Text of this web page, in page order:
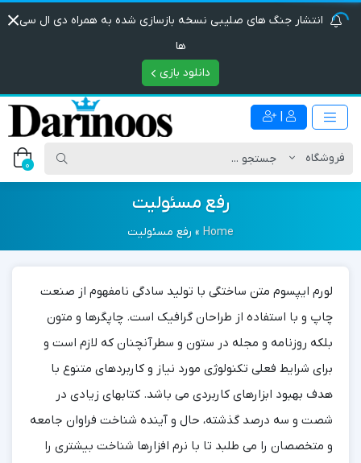
انتشار جنگ های صلیبی نسخه بازسازی شده به همراه دی ال سی
ها
دانلود بازی
0
رفع مسئولیت
Home
» رفع مسئولیت
لورم ایپسوم متن ساختگی با تولید سادگی نامفهوم از صنعت
چاپ و با استفاده از طراحان گرافیک است. چاپگرها و متون
بلکه روزنامه و مجله در ستون و سطرآنچنان که لازم است و
برای شرایط فعلی تکنولوژی مورد نیاز و کاربردهای متنوع با
هدف بهبود ابزارهای کاربردی می باشد. کتابهای زیادی در
شصت و سه درصد گذشته، حال و آینده شناخت فراوان جامعه
و متخصصان را می طلبد تا با نرم افزارها شناخت بیشتری را